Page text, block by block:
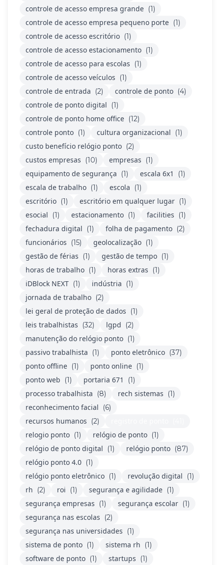
controle de acesso empresa grande (1)
controle de acesso empresa pequeno porte (1)
controle de acesso escritório (1)
controle de acesso estacionamento (1)
controle de acesso para escolas (1)
controle de acesso veículos (1)
controle de entrada (2) controle de ponto (4)
controle de ponto digital (1)
controle de ponto home office (12)
controle ponto (1) cultura organizacional (1)
custo benefício relógio ponto (2)
custos empresas (10) empresas (1)
equipamento de segurança (1) escala 6x1 (1)
escala de trabalho (1) escola (1)
escritório (1) escritório em qualquer lugar (1)
esocial (1) estacionamento (1) facilities (1)
fechadura digital (1) folha de pagamento (2)
funcionários (15) geolocalização (1)
gestão de férias (1) gestão de tempo (1)
horas de trabalho (1) horas extras (1)
iDBlock NEXT (1) indústria (1)
jornada de trabalho (2)
lei geral de proteção de dados (1)
leis trabalhistas (32) lgpd (2)
manutenção do relógio ponto (1)
passivo trabalhista (1) ponto eletrônico (37)
ponto offline (1) ponto online (1)
ponto web (1) portaria 671 (1)
processo trabalhista (8) rech sistemas (1)
reconhecimento facial (6)
recursos humanos (2)
relogio ponto (1) relógio de ponto (1)
relógio de ponto digital (1) relógio ponto (87)
relógio ponto 4.0 (1)
relógio ponto eletrônico (1) revolução digital (1)
rh (2) roi (1) segurança e agilidade (1)
segurança empresas (1) segurança escolar (1)
segurança nas escolas (2)
segurança nas universidades (1)
sistema de ponto (1) sistema rh (1)
software de ponto (1) startups (1)